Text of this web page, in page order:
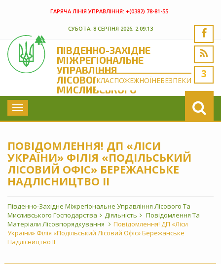
ГАРЯЧА ЛІНІЯ УПРАВЛІННЯ: +(‎0382) 78-81-55
СУБОТА, 8 СЕРПНЯ 2026, 2:09:14
ПІВДЕННО-ЗАХІДНЕ
МІЖРЕГІОНАЛЬНЕ
УПРАВЛІННЯ
ЛІСОВОГО ТА
МИСЛИВСЬКОГО
ГОСПОДАРСТВА
3
КЛАСПОЖЕЖНОЇНЕБЕЗПЕКИ
Toggle
navigation
ПОВІДОМЛЕННЯ! ДП «ЛІСИ
УКРАЇНИ» ФІЛІЯ «ПОДІЛЬСЬКИЙ
ЛІСОВИЙ ОФІС» БЕРЕЖАНСЬКЕ
НАДЛІСНИЦТВО ІІ
Південно-Західне Міжрегіональне Управління Лісового Та
Мисливського Господарства
Діяльність
Повідомлення Та
Матеріали Лісовпорядкування
Повідомлення! ДП «Ліси
України» Філія «Подільський Лісовий Офіс» Бережанське
Надлісництво ІІ